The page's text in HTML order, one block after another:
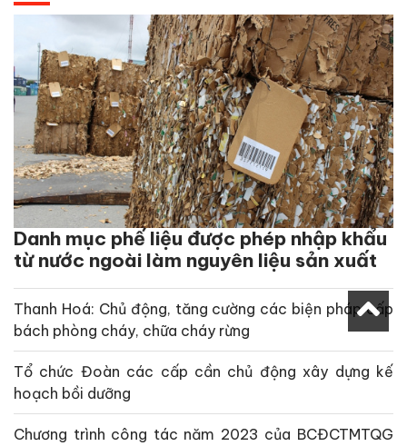
Danh mục phế liệu được phép nhập khẩu
từ nước ngoài làm nguyên liệu sản xuất
Thanh Hoá: Chủ động, tăng cường các biện pháp cấp
bách phòng cháy, chữa cháy rừng
Tổ chức Đoàn các cấp cần chủ động xây dựng kế
hoạch bồi dưỡng
Chương trình công tác năm 2023 của BCĐCTMTQG